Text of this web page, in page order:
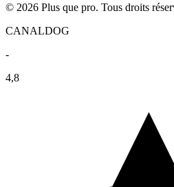
© 2026 Plus que pro. Tous droits
CANALDOG
-
4,8